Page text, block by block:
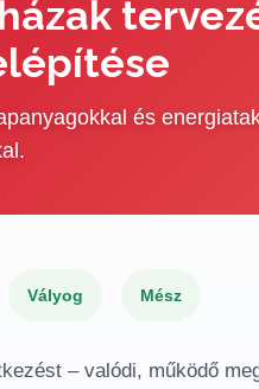
és
Vályog Mész
– valódi, működő